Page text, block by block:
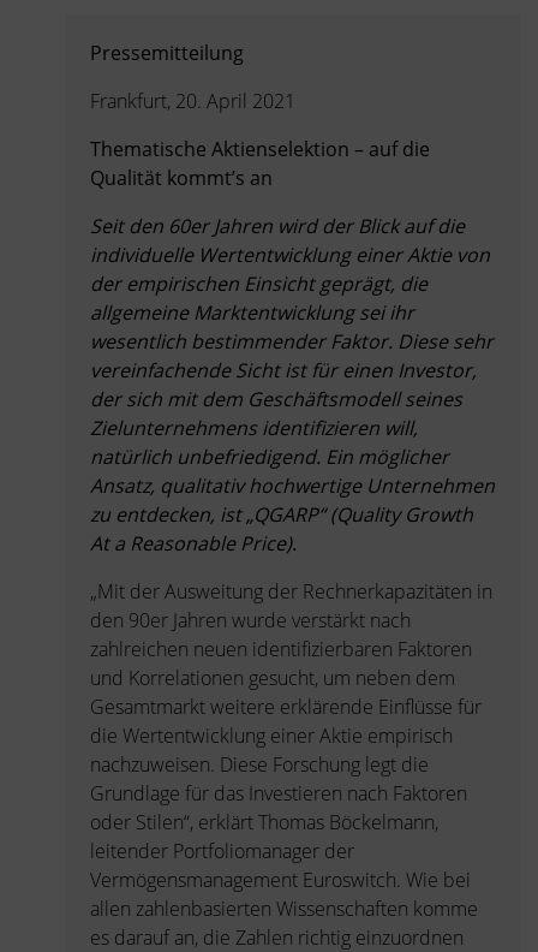
Pressemitteilung
Frankfurt, 20. April 2021
Thematische Aktienselektion – auf die
Qualität kommt’s an
Seit den 60er Jahren wird der Blick auf die
individuelle Wertentwicklung einer Aktie von
der empirischen Einsicht geprägt, die
allgemeine Marktentwicklung sei ihr
wesentlich bestimmender Faktor. Diese sehr
vereinfachende Sicht ist für einen Investor,
der sich mit dem Geschäftsmodell seines
Zielunternehmens identifizieren will,
natürlich unbefriedigend. Ein möglicher
Ansatz, qualitativ hochwertige Unternehmen
zu entdecken, ist „QGARP“ (Quality Growth
At a Reasonable Price).
„Mit der Ausweitung der Rechnerkapazitäten in
den 90er Jahren wurde verstärkt nach
zahlreichen neuen identifizierbaren Faktoren
und Korrelationen gesucht, um neben dem
Gesamtmarkt weitere erklärende Einflüsse für
die Wertentwicklung einer Aktie empirisch
nachzuweisen. Diese Forschung legt die
Grundlage für das Investieren nach Faktoren
oder Stilen“, erklärt Thomas Böckelmann,
leitender Portfoliomanager der
Vermögensmanagement Euroswitch. Wie bei
allen zahlenbasierten Wissenschaften komme
es darauf an, die Zahlen richtig einzuordnen